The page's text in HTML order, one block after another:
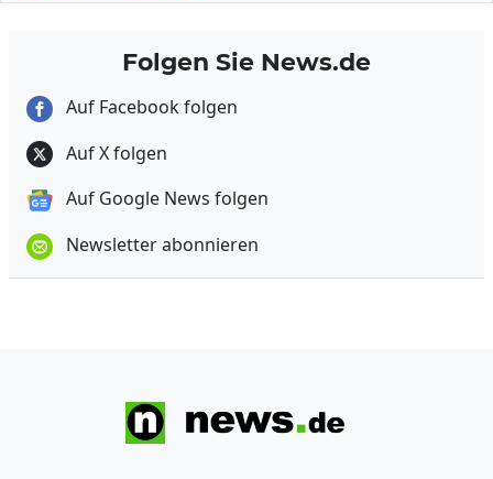
Folgen Sie News.de
Auf Facebook folgen
Auf X folgen
Auf Google News folgen
Newsletter abonnieren